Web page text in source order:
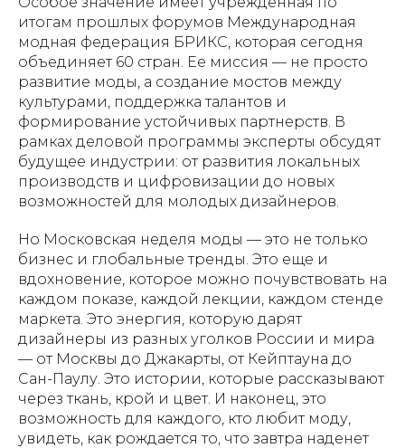
итогам прошлых форумов Международная
модная федерация БРИКС, которая сегодня
объединяет 60 стран. Ее миссия — не просто
развитие моды, а создание мостов между
культурами, поддержка талантов и
формирование устойчивых партнерств. В
рамках деловой программы эксперты обсудят
будущее индустрии: от развития локальных
производств и цифровизации до новых
возможностей для молодых дизайнеров.
Но Московская неделя моды — это не только
бизнес и глобальные тренды. Это еще и
вдохновение, которое можно почувствовать на
каждом показе, каждой лекции, каждом стенде
маркета. Это энергия, которую дарят
дизайнеры из разных уголков России и мира
— от Москвы до Джакарты, от Кейптауна до
Сан-Паулу. Это истории, которые рассказывают
через ткань, крой и цвет. И наконец, это
возможность для каждого, кто любит моду,
увидеть, как рождается то, что завтра наденет